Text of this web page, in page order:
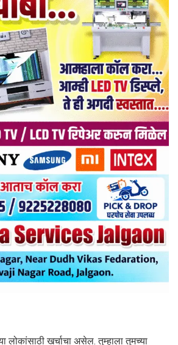
लोकांसाठी खर्चाचा असेल. तुम्हाला तुमच्या